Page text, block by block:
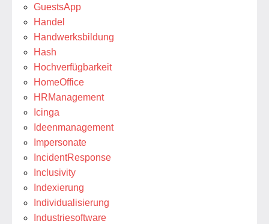
GuestsApp
Handel
Handwerksbildung
Hash
Hochverfügbarkeit
HomeOffice
HRManagement
Icinga
Ideenmanagement
Impersonate
IncidentResponse
Inclusivity
Indexierung
Individualisierung
Industriesoftware